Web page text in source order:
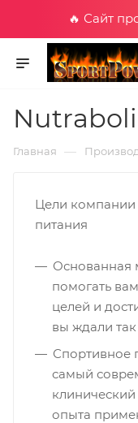
🔥 Сайт
Главная —
Цели компании
питания
Основанная
помогать
целей и
вы ждали так
Спортивное
самый
опыта